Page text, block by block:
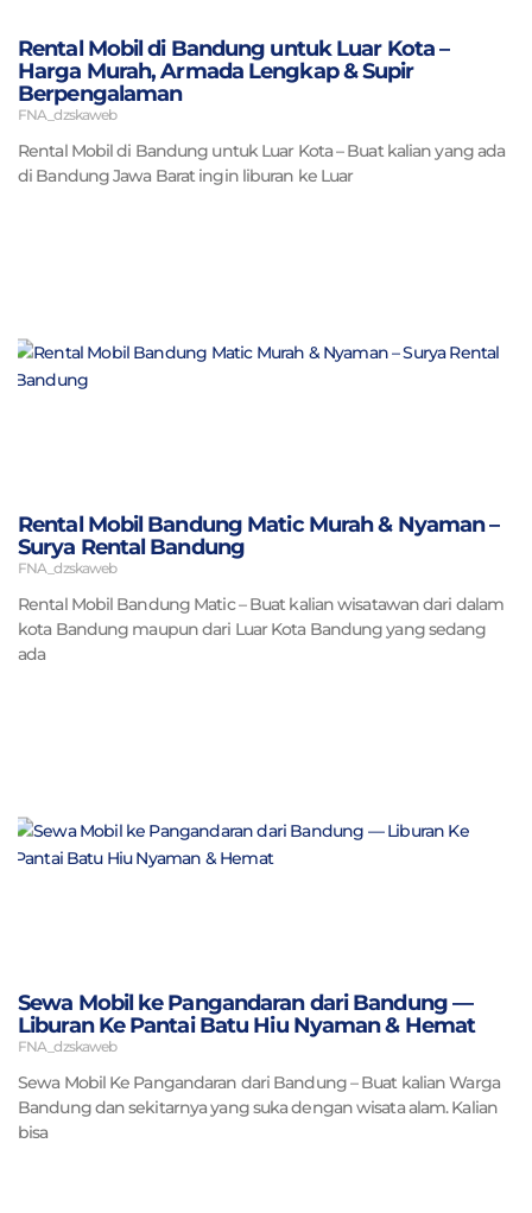
Rental Mobil di Bandung untuk Luar Kota –
Harga Murah, Armada Lengkap & Supir
Berpengalaman
FNA_dzskaweb
Rental Mobil di Bandung untuk Luar Kota – Buat kalian yang ada
di Bandung Jawa Barat ingin liburan ke Luar
Rental Mobil Bandung Matic Murah & Nyaman –
Surya Rental Bandung
FNA_dzskaweb
Rental Mobil Bandung Matic – Buat kalian wisatawan dari dalam
kota Bandung maupun dari Luar Kota Bandung yang sedang
ada
Sewa Mobil ke Pangandaran dari Bandung —
Liburan Ke Pantai Batu Hiu Nyaman & Hemat
FNA_dzskaweb
Sewa Mobil Ke Pangandaran dari Bandung – Buat kalian Warga
Bandung dan sekitarnya yang suka dengan wisata alam. Kalian
bisa